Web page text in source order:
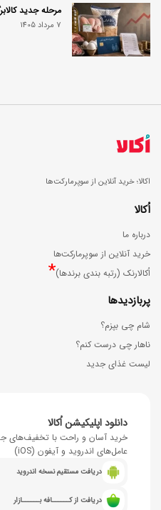
مرحله جدید
7 مرداد 1405
اکالا؛ خرید آنلاین از سوپرمارکت‌ها
اُکالا
درباره ما
خرید آنلاین از سوپرمارکت‌ها
اُکالارنک (رتبه بندی برندها)*
پربازدیدها
شام چی بپزم؟
ناهار چی درست کنم؟
لیست غذای جدید
دانلود اپلیکیشن اُکالا
خرید آسان و راحت با تخفیف‌های
عامل‌های اندروید و آیفون (iOS)
دریافت مستقیم نسخه اندروید
دریافت از کــــــافه بــــــازار